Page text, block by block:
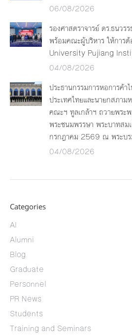
06/08/2026
รองศาสตราจารย์ ดร.ธนวร
พร้อมคณะผู้บริหาร ให้การ
University Pujiang
04/08/2026
ประธานกรรมการหอการค้า
ประเทศไทยและนายกสภาม
คณะฯ ทูลเกล้าฯ ถวายพระ
พระชนมพรรษา พระบาทสม
กรกฎาคม 2569 ณ พระบร
04/08/2026
Categories
AI
Alumni
Blog
Graduate
Personnel
PR News
Students
Training and Seminars